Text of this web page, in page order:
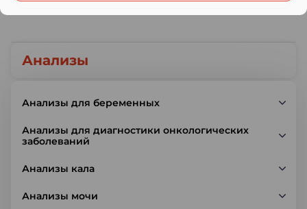
Анализы
Анализы для беременных
Анализы для диагностики онкологических
заболеваний
Анализы кала
Анализы мочи